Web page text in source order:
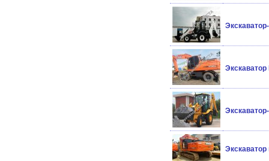
Экскаватор
Экскаватор